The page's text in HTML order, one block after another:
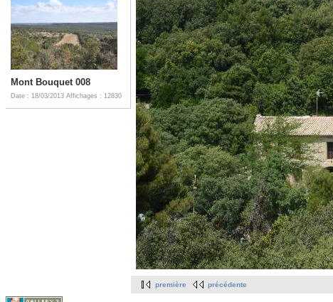
Mont Bouquet 008
Date : 18/03/2013 Affichages : 12830
première précédente